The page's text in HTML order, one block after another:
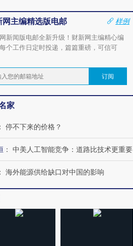
网主编精选版电邮
样例
新闻版电邮全新升级！财新网主编精心编
个工作日定时投递，篇篇重磅，可信可
订阅
家
： 停不下来的价格？
： 中美人工智能竞争：道路比技术更重要
： 海外能源供给缺口对中国的影响